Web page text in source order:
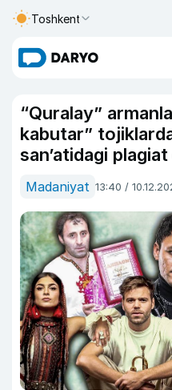
Toshkent
“Quralay”
kabutar”
san’atidagi
Madaniyat 13:40 /